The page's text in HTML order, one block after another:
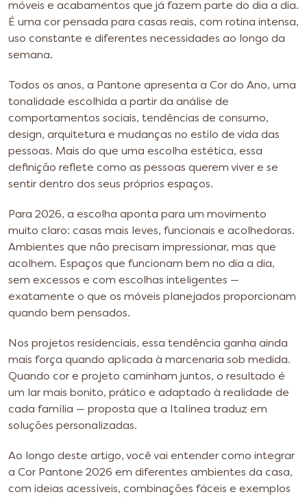
móveis e acabamentos que já fazem parte do dia a dia.
É uma cor pensada para casas reais, com rotina intensa,
uso constante e diferentes necessidades ao longo da
semana.
Todos os anos, a Pantone apresenta a Cor do Ano, uma
tonalidade escolhida a partir da análise de
comportamentos sociais, tendências de consumo,
design, arquitetura e mudanças no estilo de vida das
pessoas. Mais do que uma escolha estética, essa
definição reflete como as pessoas querem viver e se
sentir dentro dos seus próprios espaços.
Para 2026, a escolha aponta para um movimento
muito claro: casas mais leves, funcionais e acolhedoras.
Ambientes que não precisam impressionar, mas que
acolhem. Espaços que funcionam bem no dia a dia,
sem excessos e com escolhas inteligentes —
exatamente o que os móveis planejados proporcionam
quando bem pensados.
Nos projetos residenciais, essa tendência ganha ainda
mais força quando aplicada à marcenaria sob medida.
Quando cor e projeto caminham juntos, o resultado é
um lar mais bonito, prático e adaptado à realidade de
cada família — proposta que a Italínea traduz em
soluções personalizadas.
Ao longo deste artigo, você vai entender como integrar
a Cor Pantone 2026 em diferentes ambientes da casa,
com ideias acessíveis, combinações fáceis e exemplos